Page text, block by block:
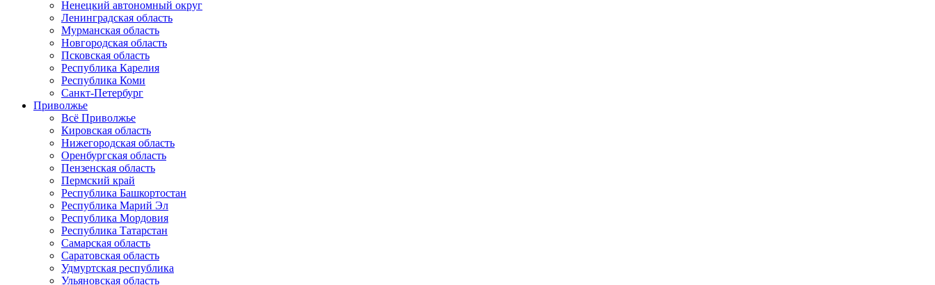
Ненецкий автономный округ
Ленинградская область
Мурманская область
Новгородская область
Псковская область
Республика Карелия
Республика Коми
Санкт-Петербург
Приволжье
Всё Приволжье
Кировская область
Нижегородская область
Оренбургская область
Пензенская область
Пермский край
Республика Башкортостан
Республика Марий Эл
Республика Мордовия
Республика Татарстан
Самарская область
Саратовская область
Удмуртская республика
Ульяновская область